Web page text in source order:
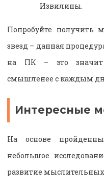
Извилины.
Попробуйте получить
звезд – данная
на ПК – это значит
смышленее с каждым
Интересные
На основе
небольшое
развитие мыслительных